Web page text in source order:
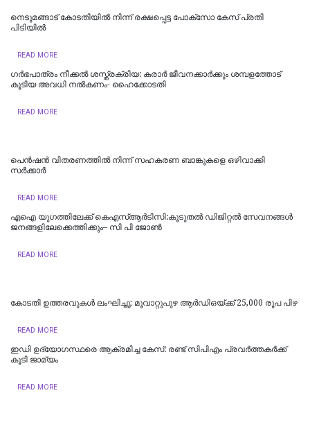
നെടുമങ്ങാട് കോടതിയില്‍ നിന്ന് രക്ഷപ്പെട്ട പോക്‌സോ കേസ് പ്രതി
പിടിയില്‍
READ MORE
ഗർഭപാത്രം നീക്കൽ ശസ്ത്രക്രിയ: കരാർ ജീവനക്കാർക്കും ശമ്പളത്തോട്
കൂടിയ അവധി നൽകണം- ഹൈക്കോടതി
READ MORE
പെൻഷൻ വിതരണത്തിൽ നിന്ന് സഹകരണ ബാങ്കുകളെ ഒഴിവാക്കി
സർക്കാർ
READ MORE
എഐ യുഗത്തിലേക്ക് കെഎസ്ആർടിസി:കൂടുതൽ ഡിജിറ്റൽ സേവനങ്ങൾ
ജനങ്ങളിലേക്കെത്തിക്കും– സി പി ജോൺ
READ MORE
കോടതി ഉത്തരവുകൾ ലംഘിച്ചു; മൂവാറ്റുപുഴ ആർഡിഒയ്ക്ക് 25,000 രൂപ പിഴ
READ MORE
ഇഡി ഉദ്യോഗസ്ഥരെ ആക്രമിച്ച കേസ്: രണ്ട് സിപിഎം പ്രവർത്തകർക്ക്
കൂടി ജാമ്യം
READ MORE